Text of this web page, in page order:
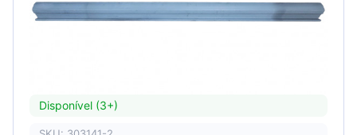
Disponível (3+)